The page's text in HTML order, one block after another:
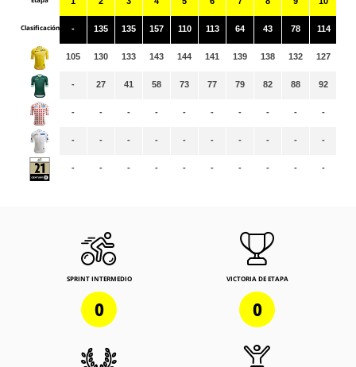
Clasificación -
105
-
-
-
-
135
130
27
-
-
-
135
133
41
-
-
-
157
143
58
-
-
-
110
144
73
-
-
-
113
141
77
-
-
-
64
139
79
-
-
-
43
138
82
-
-
-
78
132
88
-
-
-
114
127
92
-
-
-
SPRINT INTERMEDIO
0
VICTORIA DE ETAPA
0